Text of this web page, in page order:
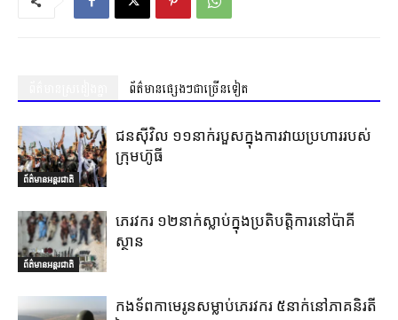
ព័ត៌មានផ្សេងៗជាច្រើនទៀត
ព័ត៌មានអន្តរជាតិ
ជនស៊ីវិល ១១នាក់របួសក្នុងការវាយប្រហាររបស់
ក្រុមហ៊ូធី
ព័ត៌មានអន្តរជាតិ
ភេរវករ ១២នាក់ស្លាប់ក្នុងប្រតិបត្តិការនៅប៉ាគី
ស្ថាន
កងទ័ពកាមេរូនសម្លាប់ភេរវករ ៥នាក់នៅភាគនិរតី